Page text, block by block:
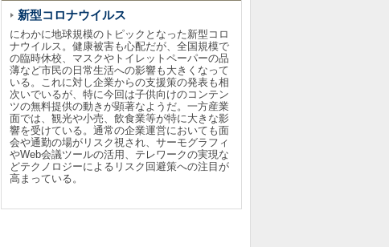
新型コロナウイルス
にわかに地球規模のトピックとなった新型コロ
ナウイルス。健康被害も心配だが、全国規模で
の臨時休校、マスクやトイレットペーパーの品
薄など市民の日常生活への影響も大きくなって
いる。これに対し企業からの支援策の発表も相
次いでいるが、特に今回は子供向けのコンテン
ツの無料提供の動きが顕著なようだ。一方産業
面では、観光や小売、飲食業等が特に大きな影
響を受けている。通常の企業運営においても面
会や通勤の場がリスク視され、サーモグラフィ
やWeb会議ツールの活用、テレワークの実現な
どテクノロジーによるリスク回避策への注目が
高まっている。